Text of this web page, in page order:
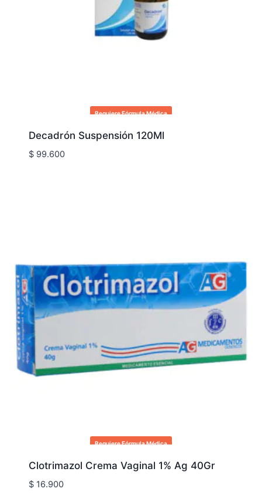
Requiere Fórmula Médica
Decadrón Suspensión 120Ml
$99.600
Requiere Fórmula Médica
Clotrimazol Crema Vaginal 1% Ag 40Gr
$16.900